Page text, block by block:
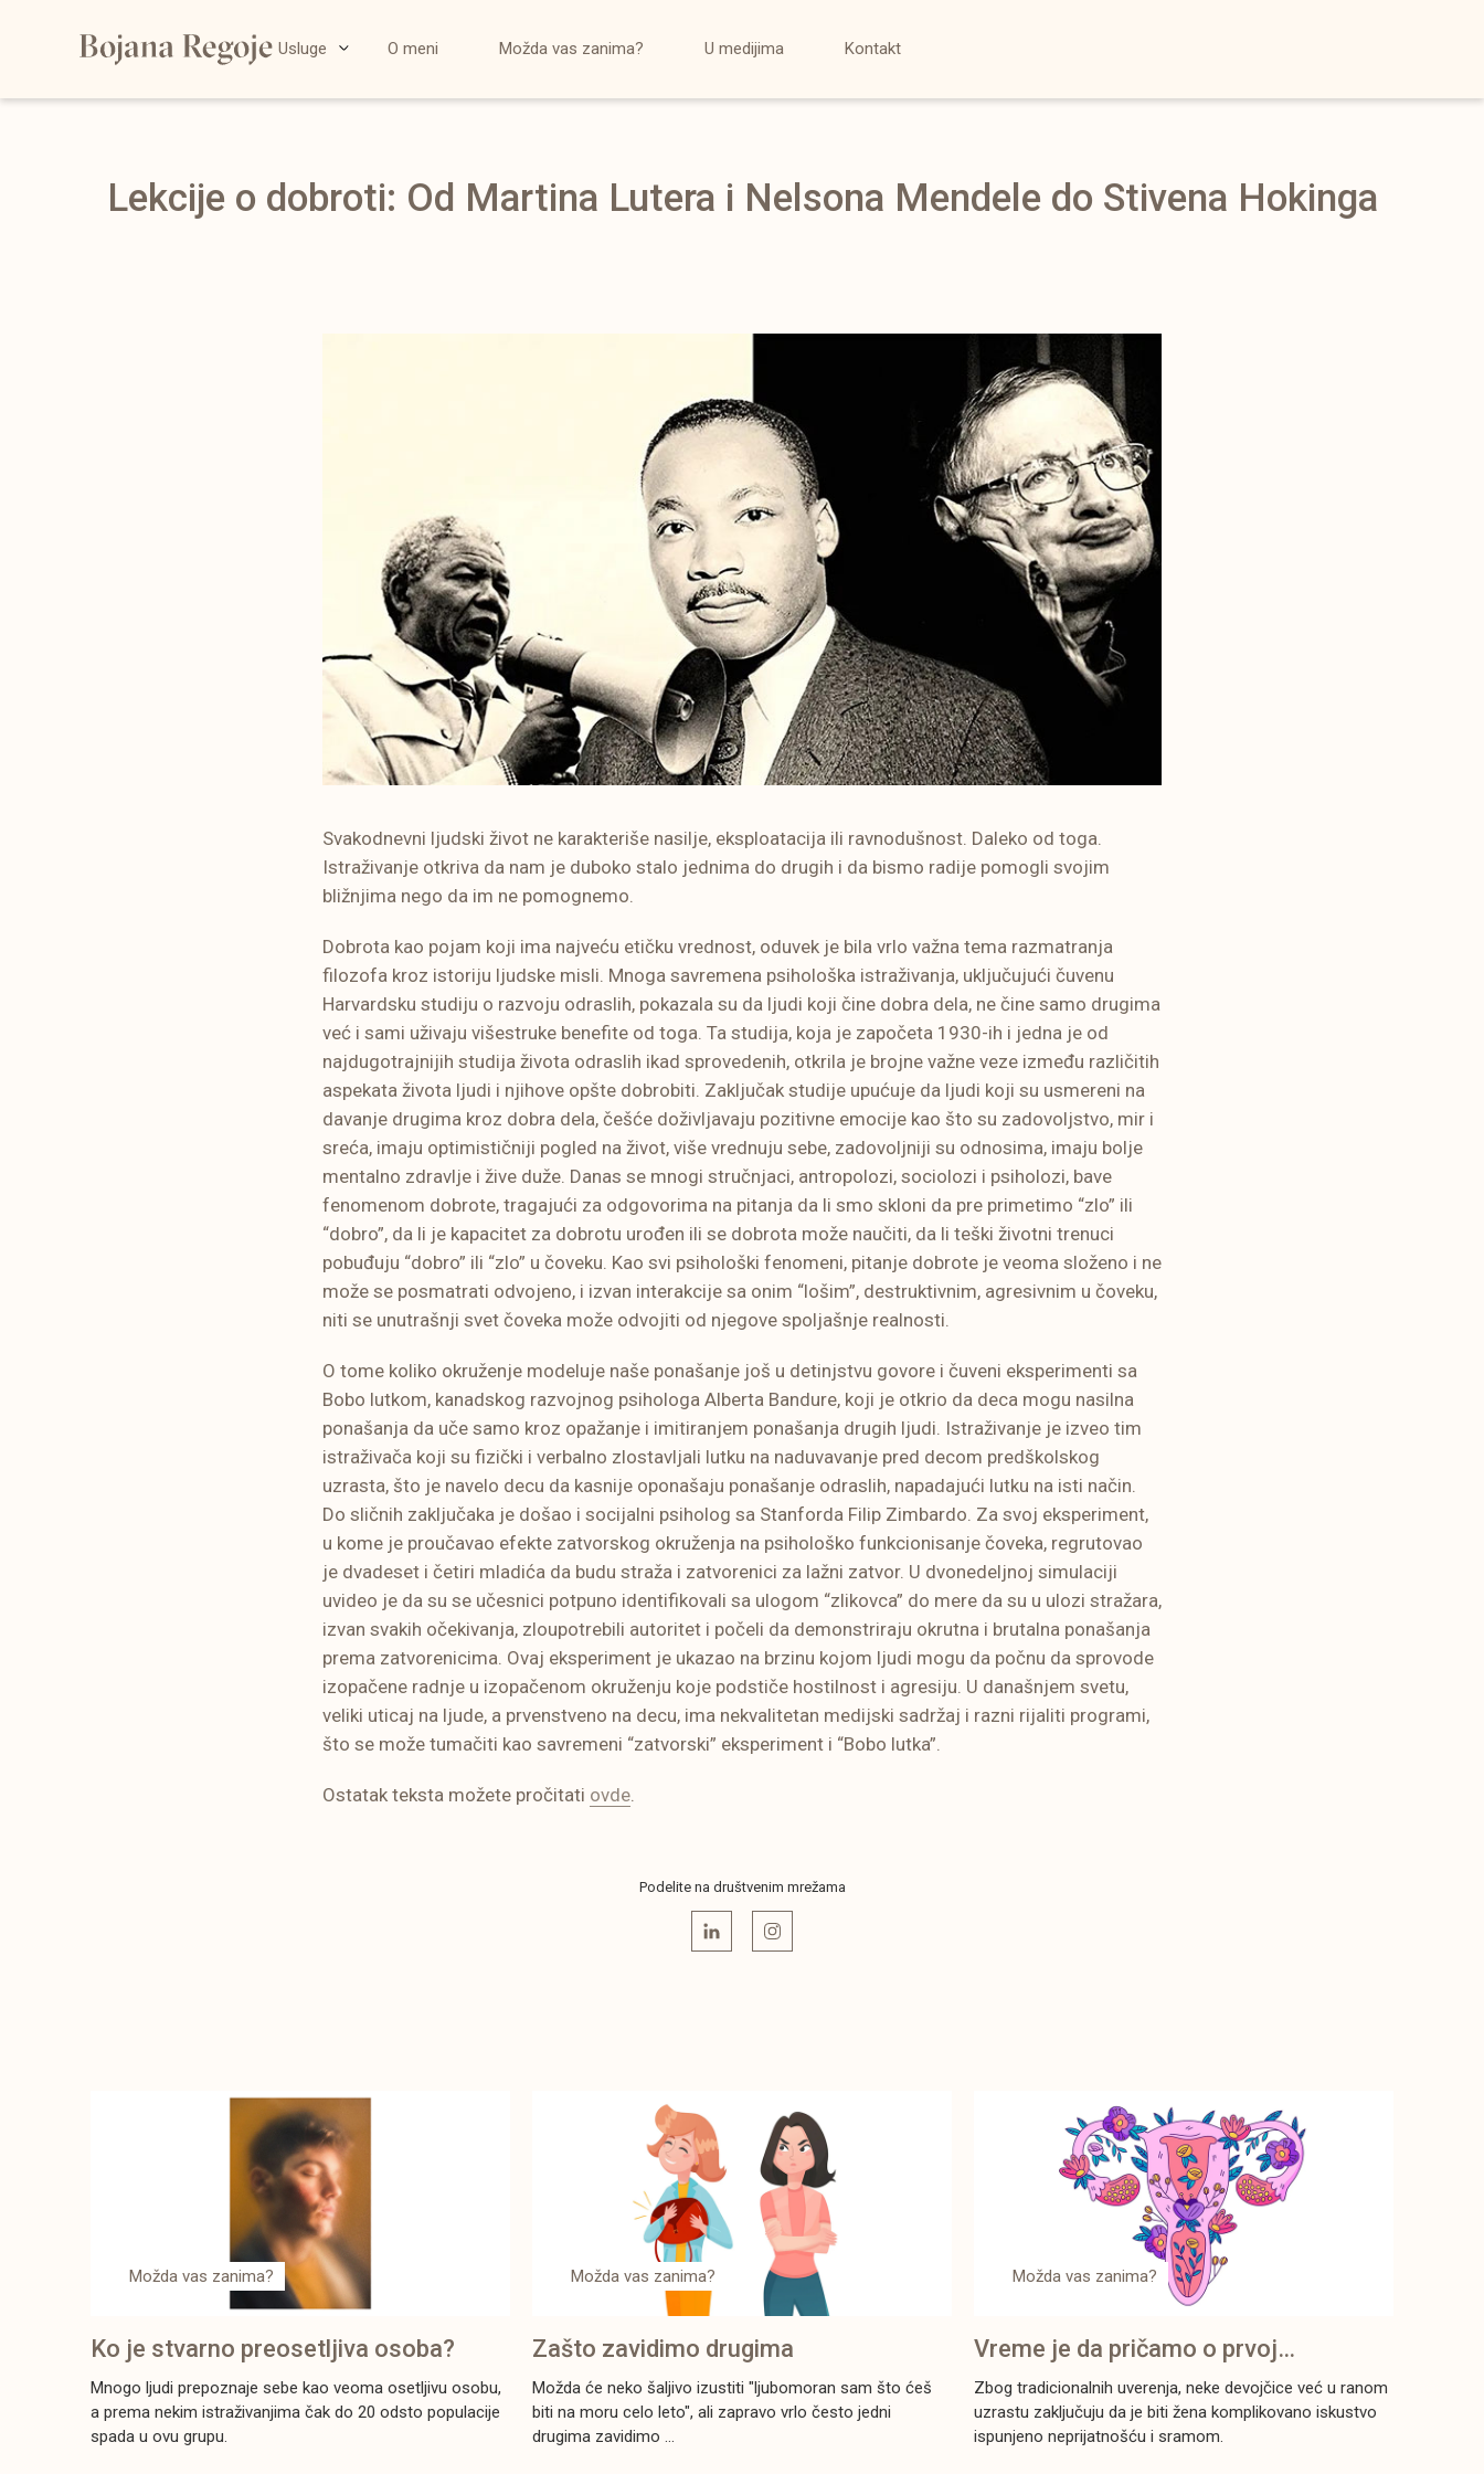
Usluge O meni Možda vas zanima? U medijima Kontakt
Lekcije o dobroti: Od Martina Lutera i Nelsona Mendele do Stivena Hokinga
Podelite na društvenim mrežama
Svakodnevni ljudski život ne karakteriše nasilje, eksploatacija ili ravnodušnost. Daleko od toga.
Istraživanje otkriva da nam je duboko stalo jednima do drugih i da bismo radije pomogli svojim
bližnjima nego da im ne pomognemo.
Dobrota kao pojam koji ima najveću etičku vrednost, oduvek je bila vrlo važna tema razmatranja
filozofa kroz istoriju ljudske misli. Mnoga savremena psihološka istraživanja, uključujući čuvenu
Harvardsku studiju o razvoju odraslih, pokazala su da ljudi koji čine dobra dela, ne čine samo drugima
već i sami uživaju višestruke benefite od toga. Ta studija, koja je započeta 1930-ih i jedna je od
najdugotrajnijih studija života odraslih ikad sprovedenih, otkrila je brojne važne veze između različitih
aspekata života ljudi i njihove opšte dobrobiti. Zaključak studije upućuje da ljudi koji su usmereni na
davanje drugima kroz dobra dela, češće doživljavaju pozitivne emocije kao što su zadovoljstvo, mir i
sreća, imaju optimističniji pogled na život, više vrednuju sebe, zadovoljniji su odnosima, imaju bolje
mentalno zdravlje i žive duže. Danas se mnogi stručnjaci, antropolozi, sociolozi i psiholozi, bave
fenomenom dobrote, tragajući za odgovorima na pitanja da li smo skloni da pre primetimo “zlo” ili
“dobro”, da li je kapacitet za dobrotu urođen ili se dobrota može naučiti, da li teški životni trenuci
pobuđuju “dobro” ili “zlo” u čoveku. Kao svi psihološki fenomeni, pitanje dobrote je veoma složeno i ne
može se posmatrati odvojeno, i izvan interakcije sa onim “lošim”, destruktivnim, agresivnim u čoveku,
niti se unutrašnji svet čoveka može odvojiti od njegove spoljašnje realnosti.
O tome koliko okruženje modeluje naše ponašanje još u detinjstvu govore i čuveni eksperimenti sa
Bobo lutkom, kanadskog razvojnog psihologa Alberta Bandure, koji je otkrio da deca mogu nasilna
ponašanja da uče samo kroz opažanje i imitiranjem ponašanja drugih ljudi. Istraživanje je izveo tim
istraživača koji su fizički i verbalno zlostavljali lutku na naduvavanje pred decom predškolskog
uzrasta, što je navelo decu da kasnije oponašaju ponašanje odraslih, napadajući lutku na isti način.
Do sličnih zaključaka je došao i socijalni psiholog sa Stanforda Filip Zimbardo. Za svoj eksperiment,
u kome je proučavao efekte zatvorskog okruženja na psihološko funkcionisanje čoveka, regrutovao
je dvadeset i četiri mladića da budu straža i zatvorenici za lažni zatvor. U dvonedeljnoj simulaciji
uvideo je da su se učesnici potpuno identifikovali sa ulogom “zlikovca” do mere da su u ulozi stražara,
izvan svakih očekivanja, zloupotrebili autoritet i počeli da demonstriraju okrutna i brutalna ponašanja
prema zatvorenicima. Ovaj eksperiment je ukazao na brzinu kojom ljudi mogu da počnu da sprovode
izopačene radnje u izopačenom okruženju koje podstiče hostilnost i agresiju. U današnjem svetu,
veliki uticaj na ljude, a prvenstveno na decu, ima nekvalitetan medijski sadržaj i razni rijaliti programi,
što se može tumačiti kao savremeni “zatvorski” eksperiment i “Bobo lutka”.
Ostatak teksta možete pročitati ovde
Možda vas zanima?
Ko je stvarno preosetljiva osoba?
Mnogo ljudi prepoznaje sebe kao veoma osetljivu osobu,
a prema nekim istraživanjima čak do 20 odsto populacije
Možda vas zanima?
Zašto zavidimo drugima
Možda će neko šaljivo izustiti "ljubomoran sam što ćeš
biti na moru celo leto", ali zapravo vrlo često jedni
drugima zavidimo ...
Možda vas zanima?
Vreme je da pričamo o prvoj
menstruaciji
Zbog tradicionalnih uverenja, neke devojčice već u ranom
uzrastu zaključuju da je biti žena komplikovano iskustvo
ispunjeno neprijatnošću i sramom.